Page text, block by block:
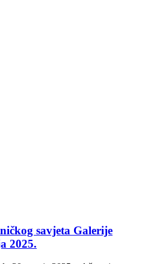
savjeta Galerije
2025.